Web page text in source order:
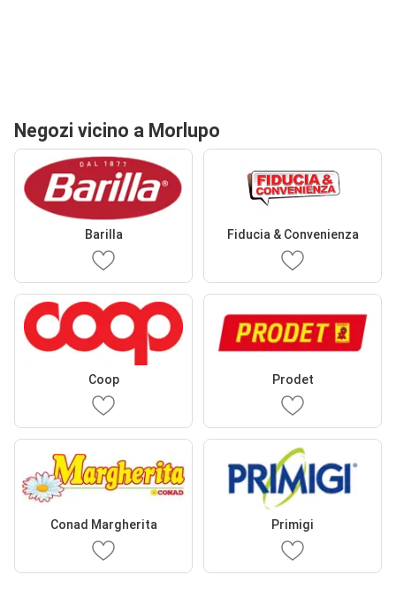
Negozi vicino a Morlupo
Barilla Fiducia & Convenienza
Coop Prodet
Conad Margherita Primigi